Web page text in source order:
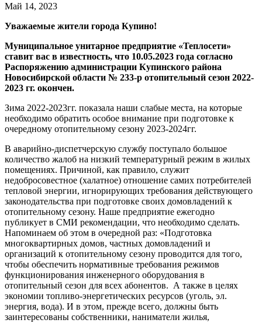
Май 14, 2023
Уважаемые жители города Купино!
Муниципальное унитарное предприятие «Теплосети»
ставит вас в известность, что 10.05.2023 года согласно
Распоряжению администрации Купинского района
Новосибирской области № 233-р отопительный сезон 2022-
2023 гг. окончен.
Зима 2022-2023гг. показала наши слабые места, на которые
необходимо обратить особое внимание при подготовке к
очередному отопительному сезону 2023-2024гг.
В аварийно-диспетчерскую службу поступало большое
количество жалоб на низкий температурный режим в жилых
помещениях. Причиной, как правило, служит
недобросовестное (халатное) отношение самих потребителей
тепловой энергии, игнорирующих требования действующего
законодательства при подготовке своих домовладений к
отопительному сезону. Наше предприятие ежегодно
публикует в СМИ рекомендации, что необходимо сделать.
Напоминаем об этом в очередной раз: «Подготовка
многоквартирных домов, частных домовладений и
организаций к отопительному сезону проводится для того,
чтобы обеспечить нормативные требования режимов
функционирования инженерного оборудования в
отопительный сезон для всех абонентов. А также в целях
экономии топливо-энергетических ресурсов (уголь, эл.
энергия, вода). И в этом, прежде всего, должны быть
заинтересованы собственники, наниматели жилья,